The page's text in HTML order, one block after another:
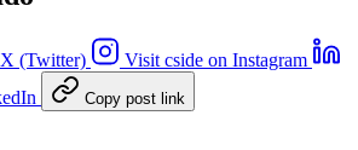
X (Twitter)
Visit cside on Instagram
Copy post link